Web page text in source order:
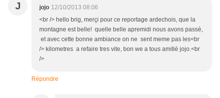
J jojo 12/10/2013 08:06
<br /> hello brig, merçi pour ce reportage ardechois, que la
montagne est belle! quelle belle apremidi nous avons passè,
et avec cette bonne ambiance on ne sent meme pas les<br
/> kilometres a refaire tres vite, bon we a tous amitiè jojo.<br
/>
Répondre